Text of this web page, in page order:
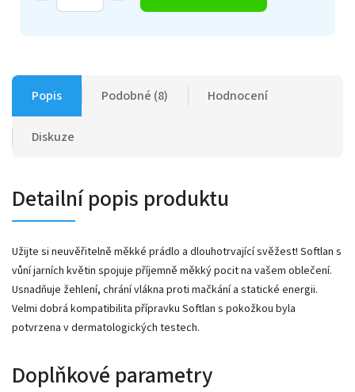
Popis Podobné (8) Hodnocení
Diskuze
Detailní popis produktu
Užijte si neuvěřitelně měkké prádlo a dlouhotrvající svěžest! Softlan s
vůní jarních květin spojuje příjemně měkký pocit na vašem oblečení.
Usnadňuje žehlení, chrání vlákna proti mačkání a statické energii.
Velmi dobrá kompatibilita přípravku Softlan s pokožkou byla
potvrzena v dermatologických testech.
Doplňkové parametry